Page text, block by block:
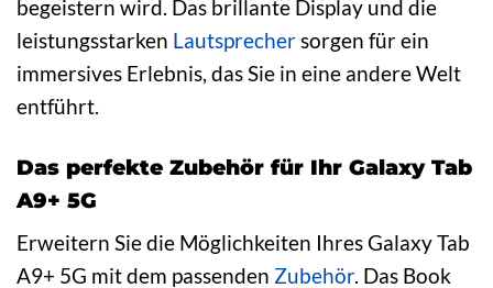
begeistern wird. Das brillante Display und die
leistungsstarken Lautsprecher sorgen für ein
immersives Erlebnis, das Sie in eine andere Welt
entführt.
Das perfekte Zubehör für Ihr Galaxy Tab
A9+ 5G
Erweitern Sie die Möglichkeiten Ihres Galaxy Tab
A9+ 5G mit dem passenden Zubehör. Das Book